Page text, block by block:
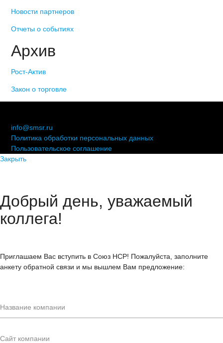
Новости партнеров
Отчеты о событиях
Архив
Рост-Актив
Закон о торговле
info@smsr.ru
Политика обработки персональных данных
Пользовательское соглашение
Закрыть
Добрый день, уважаемый
коллега!
Приглашаем Вас вступить в Союз НСР! Пожалуйста, заполните
анкету обратной связи и мы вышлем Вам предложение: